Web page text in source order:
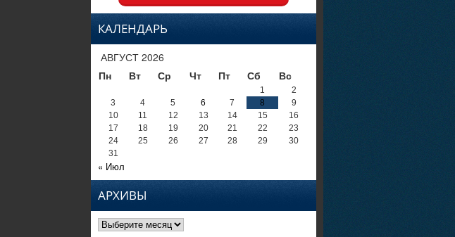
КАЛЕНДАРЬ
АВГУСТ 2026
Пн
Вт Ср Чт Пт Сб Вс
1
2
3
4 5 6 7 8
9
10
11 12 13 14 15
16
17
18 19 20 21 22
23
24
25 26 27 28 29
30
31
« Июл
АРХИВЫ
Архивы